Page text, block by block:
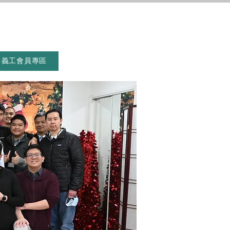
義工會員專區